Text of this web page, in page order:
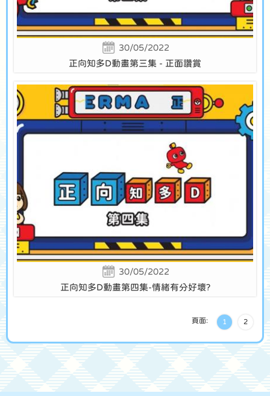
30/05/2022
正向知多D動畫第三集 - 正面讚賞
30/05/2022
正向知多D動畫第四集-情緒有分好壞?
頁面: 1 2